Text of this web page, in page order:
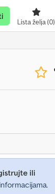
Lista želja(0)
ili